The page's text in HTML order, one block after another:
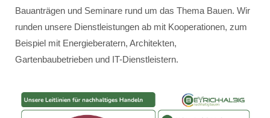
Bauanträgen und Seminare rund um das Thema Bauen. Wir
runden unsere Dienstleistungen ab mit Kooperationen, zum
Beispiel mit Energieberatern, Architekten,
Gartenbaubetrieben und IT-Dienstleistern.